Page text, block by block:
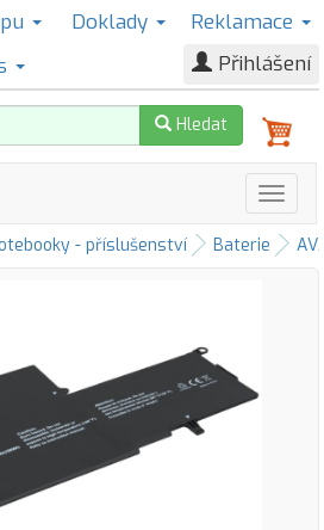
Doklady
Reklamace
Přihlášení
Hledat
- příslušenství Baterie